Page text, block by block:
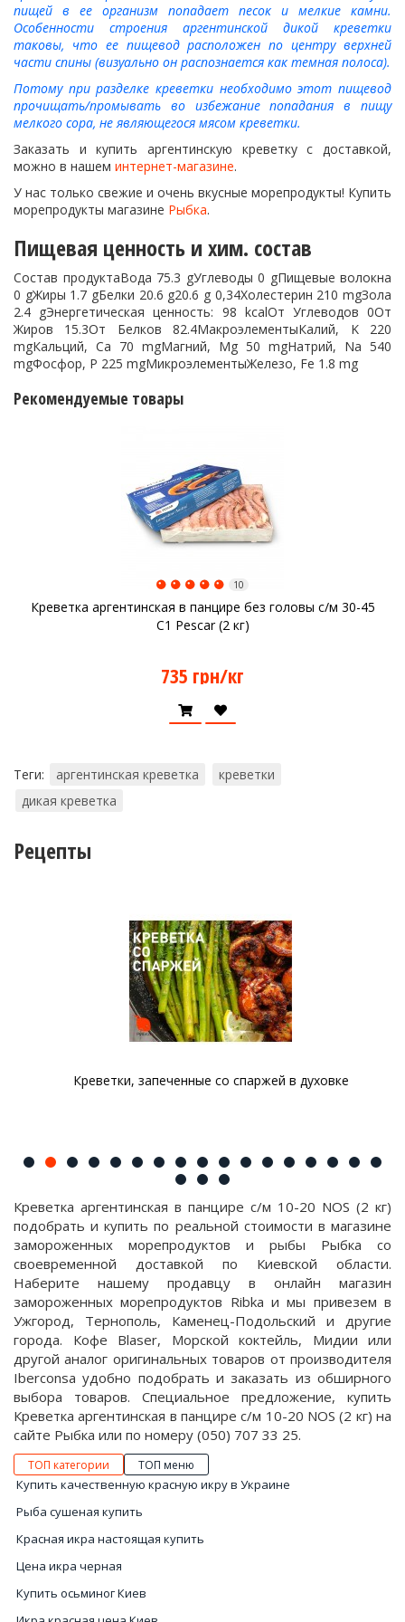
пищей в ее организм попадает песок и мелкие камни.
Особенности строения аргентинской дикой креветки
таковы, что ее пищевод расположен по центру верхней
части спины (визуально он распознается как темная полоса).
Потому при разделке креветки необходимо этот пищевод
прочищать/промывать во избежание попадания в пищу
мелкого сора, не являющегося мясом креветки.
Заказать и купить аргентинскую креветку с доставкой,
можно в нашем интернет-магазине.
У нас только свежие и очень вкусные морепродукты! Купить
морепродукты магазине Рыбка.
Пищевая ценность и хим. состав
Состав продуктаВода 75.3 gУглеводы 0 gПищевые волокна
0 gЖиры 1.7 gБелки 20.6 g20.6 g 0,34Холестерин 210 mgЗола
2.4 gЭнергетическая ценность: 98 kcalОт Углеводов 0От
Жиров 15.3От Белков 82.4МакроэлементыКалий, K 220
mgКальций, Ca 70 mgМагний, Mg 50 mgНатрий, Na 540
mgФосфор, P 225 mgМикроэлементыЖелезо, Fe 1.8 mg
Рекомендуемые товары
Креветка аргентинская в панцире без головы с/м 30-45
C1 Pescar (2 кг)
10
735 грн/кг
Теги: аргентинская креветка
креветки
дикая креветка
Рецепты
Креветки, запеченные со спаржей в духовке
Креветка аргентинская в панцире с/м 10-20 NOS (2 кг)
подобрать и купить по реальной стоимости в магазине
замороженных морепродуктов и рыбы Рыбка со
своевременной доставкой по Киевской области.
Наберите нашему продавцу в онлайн магазин
замороженных морепродуктов Ribka и мы привезем в
Ужгород, Тернополь, Каменец-Подольский и другие
города. Кофе Blaser, Морской коктейль, Мидии или
другой аналог оригинальных товаров от производителя
Iberconsa удобно подобрать и заказать из обширного
выбора товаров. Специальное предложение, купить
Креветка аргентинская в панцире с/м 10-20 NOS (2 кг) на
сайте Рыбка или по номеру (050) 707 33 25.
ТОП категории ТОП меню
Купить качественную красную икру в Украине
Рыба сушеная купить
Красная икра настоящая купить
Цена икра черная
Купить осьминог Киев